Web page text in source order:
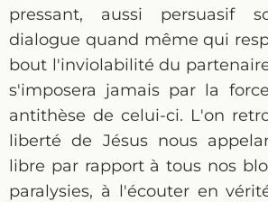
pressant, aussi persuasif
dialogue quand même qui
bout l'inviolabilité du
s'imposera jamais par la
antithèse de celui-ci. L'on
liberté de Jésus nous
libre par rapport à tous nos
paralysies, à l'écouter en